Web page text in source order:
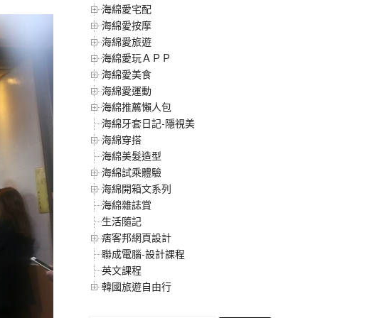
海綿愛宅配
海綿愛按摩
海綿愛旅遊
海綿愛玩ＡＰＰ
海綿愛美食
海綿愛運動
海綿推薦懶人包
海綿牙套日記-隱視美
海綿穿搭
海綿美髮造型
海綿試乘體驗
海綿開箱文系列
海綿雜誌賞
生活隨記
痞客邦網頁設計
聯成電腦-設計課程
英文課程
韓國旅遊自由行